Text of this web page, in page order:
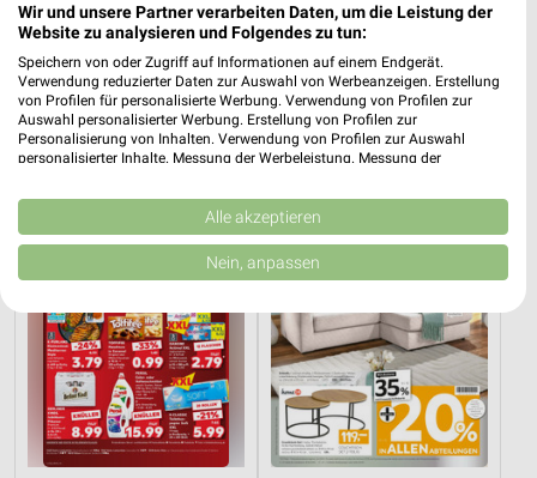
0,2 km
Angebote ab 03.08.
Noch heute gültig
Angebote ab 10.08.
Gültig ab Mo. 10.08.
Kaufland XXXLutz
Wir und unsere Partner verarbeiten Daten, um die Leistung der
Website zu analysieren und Folgendes zu tun:
Speichern von oder Zugriff auf Informationen auf einem Endgerät.
Verwendung reduzierter Daten zur Auswahl von Werbeanzeigen. Erstellung
von Profilen für personalisierte Werbung. Verwendung von Profilen zur
Auswahl personalisierter Werbung. Erstellung von Profilen zur
Personalisierung von Inhalten. Verwendung von Profilen zur Auswahl
personalisierter Inhalte. Messung der Werbeleistung. Messung der
Kombinationen von Daten aus verschiedenen Quellen. Entwicklung und
Verbesserung der Angebote. Verwendung reduzierter Daten zur Auswahl
von Inhalten.
Daten können außerhalb der Europäischen Union weitergegeben und in die
Website/App.
Partnerliste anzeigen (1 IAB-Anbieter)
Wir nutzen Ihre Daten für folgende Zwecke:
IAB-Verarbeitungszwecke:
Speichern von oder Zugriff auf Informationen
auf einem Endgerät
Alle akzeptieren
Nein, anpassen